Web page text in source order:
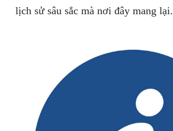
lịch sử sâu sắc mà nơi đây mang lại.